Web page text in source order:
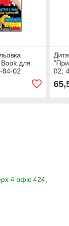
для
84-02
02,
4 офіс 424,